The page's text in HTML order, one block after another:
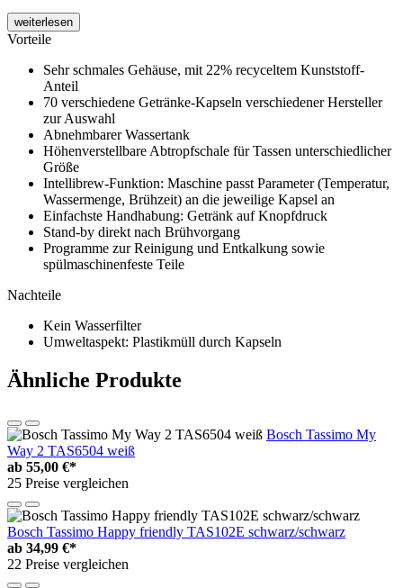
weiterlesen
Vorteile
Sehr schmales Gehäuse, mit 22% recyceltem Kunststoff-
Anteil
70 verschiedene Getränke-Kapseln verschiedener Hersteller
zur Auswahl
Abnehmbarer Wassertank
Höhenverstellbare Abtropfschale für Tassen unterschiedlicher
Größe
Intellibrew-Funktion: Maschine passt Parameter (Temperatur,
Wassermenge, Brühzeit) an die jeweilige Kapsel an
Einfachste Handhabung: Getränk auf Knopfdruck
Stand-by direkt nach Brühvorgang
Programme zur Reinigung und Entkalkung sowie
spülmaschinenfeste Teile
Nachteile
Kein Wasserfilter
Umweltaspekt: Plastikmüll durch Kapseln
Ähnliche Produkte
Bosch Tassimo My
Way 2 TAS6504 weiß
ab 55,00 €*
25 Preise vergleichen
Bosch Tassimo Happy friendly TAS102E schwarz/schwarz
ab 34,99 €*
22 Preise vergleichen